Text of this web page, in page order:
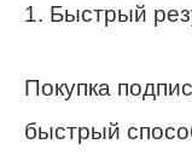
1. Быстрый
Покупка
быстрый